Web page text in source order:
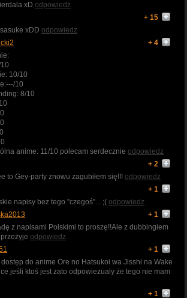
xD odpowiedz
+ 15
xDD odpowiedz
+ 4
10/10
10
8/10
anime: 11/10 polecam serdecznie odpowiedz
+ 2
to Gey-party znowu zagubiłem się!!! odpowiedz
+ 1
napisy bez tego ''czegoś''... ;( odpowiedz
+ 1
z napisami Polskimi to proszę!!Ale z dubbingiem
odpowiedz
+ 1
do anime Ore no Hatsukoi wa Jisshi na Wake
jeśli ktoś jest zato odpowiezualy że tego nie mam
+ 1